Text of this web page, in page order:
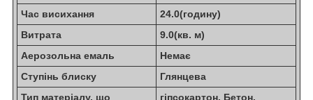
Час висихання
24.0(годину)
Витрата
9.0(кв. м)
Аерозольна емаль
Немає
Ступінь блиску
Глянцева
Тип матеріалу, що
гіпсокартон, Бетон,